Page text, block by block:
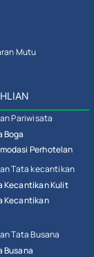
Mutu
Pariwisata
Boga
Perhotelan
Tata kecantikan
Kecantikan Kulit
Kecantikan
Tata Busana
Busana